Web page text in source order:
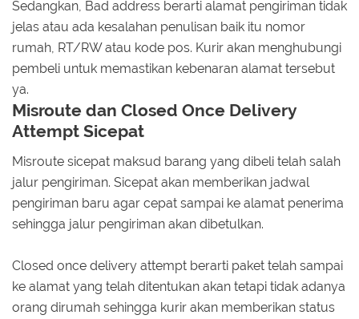
Sedangkan, Bad address berarti alamat pengiriman tidak
jelas atau ada kesalahan penulisan baik itu nomor
rumah, RT/RW atau kode pos. Kurir akan menghubungi
pembeli untuk memastikan kebenaran alamat tersebut
ya.
Misroute dan Closed Once Delivery
Attempt Sicepat
Misroute sicepat maksud barang yang dibeli telah salah
jalur pengiriman. Sicepat akan memberikan jadwal
pengiriman baru agar cepat sampai ke alamat penerima
sehingga jalur pengiriman akan dibetulkan.
Closed once delivery attempt berarti paket telah sampai
ke alamat yang telah ditentukan akan tetapi tidak adanya
orang dirumah sehingga kurir akan memberikan status